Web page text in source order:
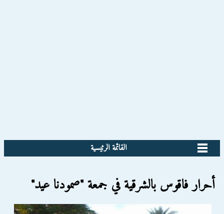
القائمة الرئيسية
أحرار فاقوس بالشرقية في جمعة "صمودنا عيد"